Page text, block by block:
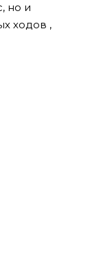
но и
ходов ,